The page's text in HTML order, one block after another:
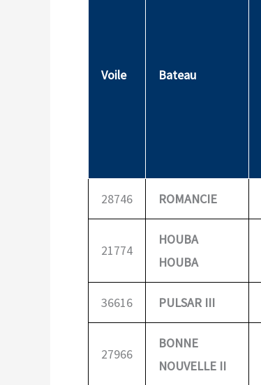
Voile Bateau
28746 ROMANCIE
21774
HOUBA
HOUBA
36616 PULSAR III
27966
BONNE
NOUVELLE II